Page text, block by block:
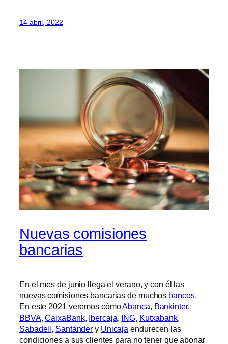
14 abril, 2022
Nuevas comisiones
bancarias
En el mes de junio llega el verano, y con él las
nuevas comisiones bancarias de muchos bancos.
En este 2021 veremos cómoAbanca, Bankinter,
BBVA,CaixaBank, Ibercaja, ING, Kutxabank,
Sabadell, Santander y Unicaja endurecen las
condiciones a sus clientes para no tener que abonar